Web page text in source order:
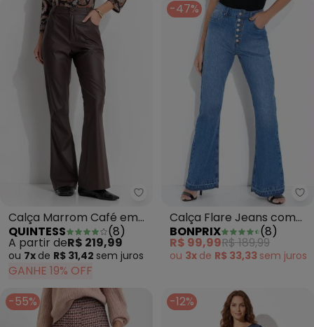
Quintess - Calça Marrom Café
Calça Marrom Café em
Sintético Pu
QUINTESS (8)
A partir deR$ 219,99
ou 7x de R$ 31,42 sem juros
GANHE 19% OFF
-47%
Calça Flare Jeans com
Botões Azul Escuro
BONPRIX (8)
R$ 99,99R$ 189,99
ou 3x de R$ 33,33 sem juros
-55% -12%